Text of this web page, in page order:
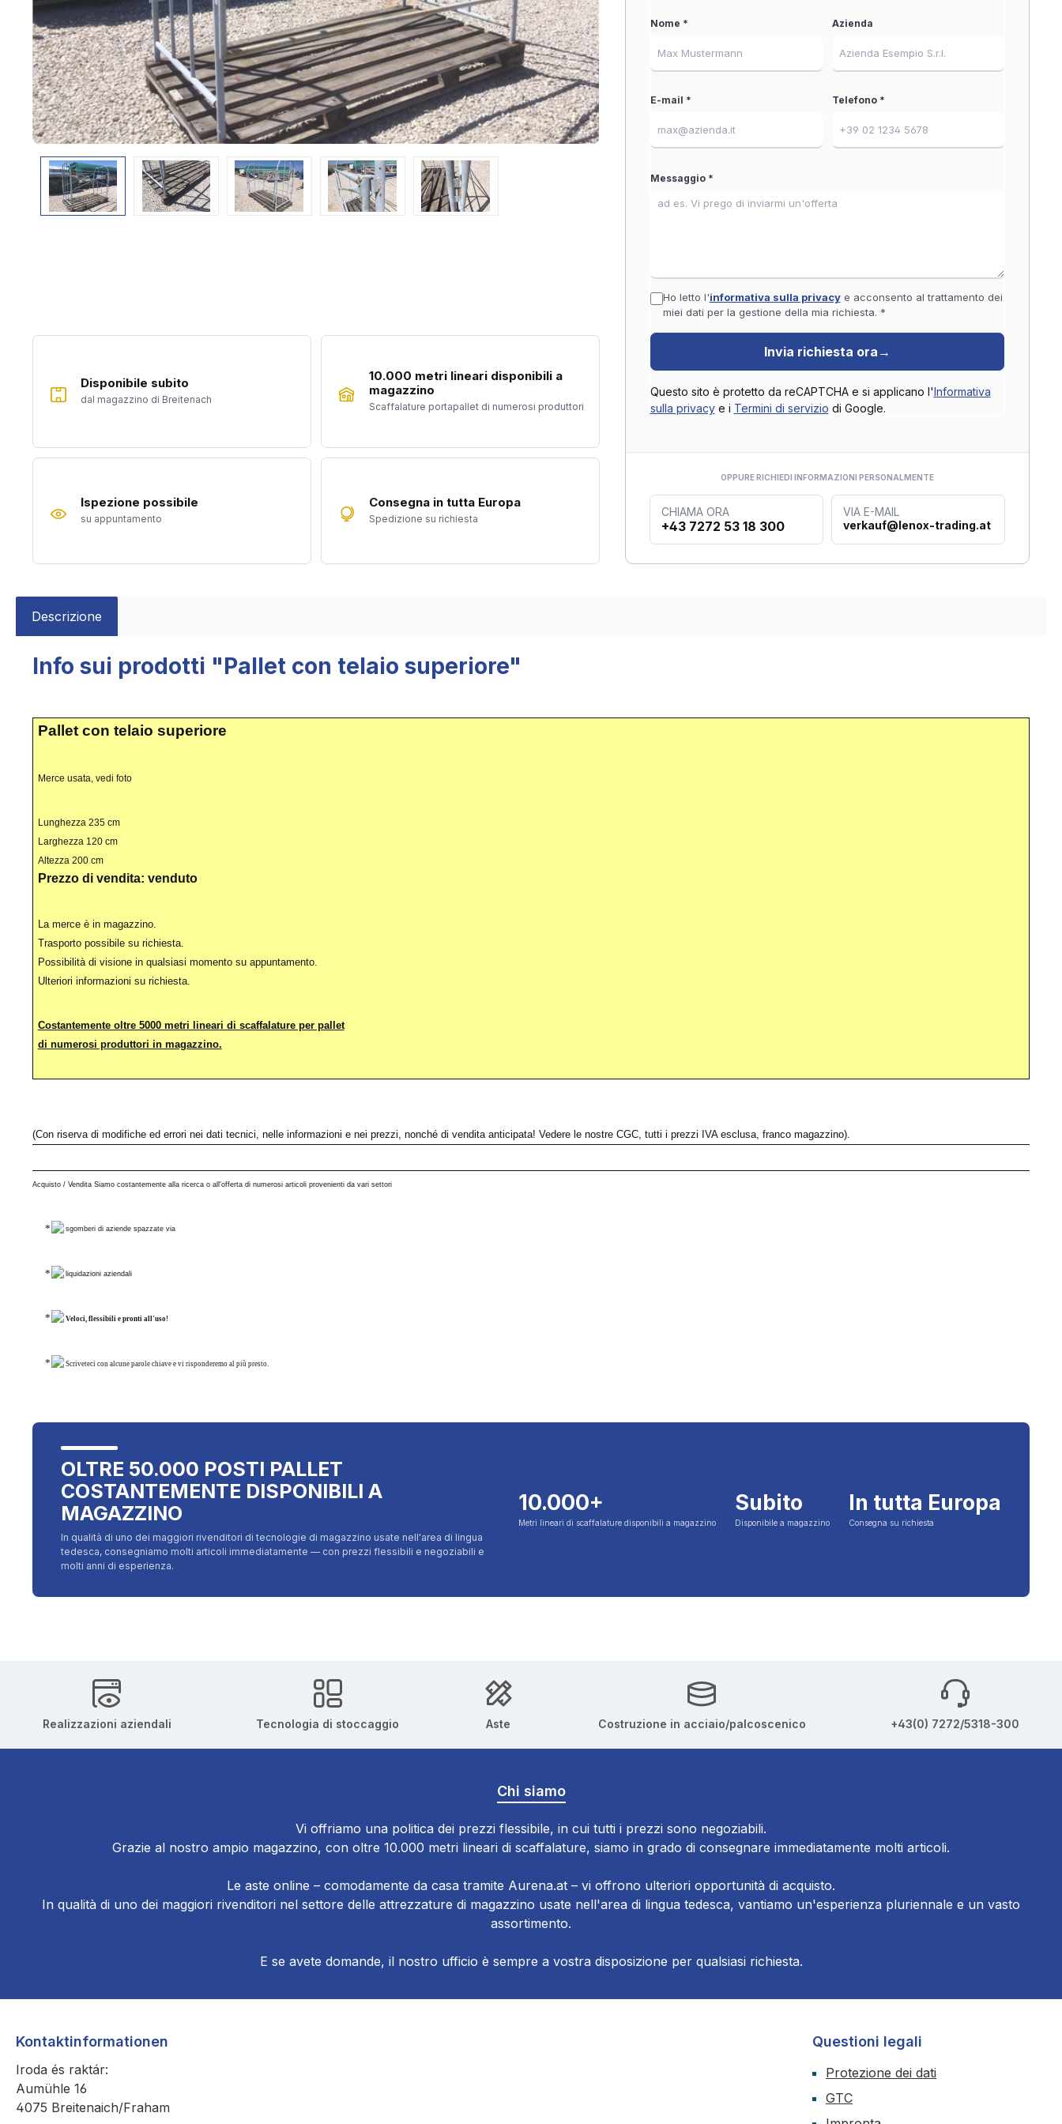
Nome * Azienda
E-mail * Telefono *
Messaggio *
Ho letto l'informativa sulla privacye acconsento al trattamento dei
miei dati per la gestione della mia richiesta. *
Invia richiesta ora →
Questo sito è protetto da reCAPTCHA e si applicano l'Informativa
sulla privacye i Termini di servizio di Google.
OPPURE RICHIEDI INFORMAZIONI PERSONALMENTE
CHIAMA ORA
+43 7272 53 18 300
VIA E-MAIL
verkauf@lenox-trading.at
Disponibile subito
dal magazzino di Breitenach
10.000 metri lineari disponibili a
magazzino
Scaffalature portapallet di numerosi produttori
Ispezione possibile
su appuntamento
Consegna in tutta Europa
Spedizione su richiesta
Descrizione
Info sui prodotti "Pallet con telaio superiore"
Pallet con telaio superiore
Merce usata, vedi foto
Lunghezza 235 cm
Larghezza 120 cm
Altezza 200 cm
Prezzo di vendita: venduto
La merce è in magazzino.
Trasporto possibile su richiesta.
Possibilità di visione in qualsiasi momento su appuntamento.
Ulteriori informazioni su richiesta.
Costantemente oltre 5000 metri lineari di scaffalature per pallet
di numerosi produttori in magazzino.
(Con riserva di modifiche ed errori nei dati tecnici, nelle informazioni e nei prezzi, nonché di vendita anticipata! Vedere le nostre CGC, tutti i prezzi IVA esclusa, franco magazzino).
Acquisto / Vendita Siamo costantemente alla ricerca o all'offerta di numerosi articoli provenienti da vari settori
sgomberi di aziende spazzate via
liquidazioni aziendali
Veloci, flessibili e pronti all'uso!
Scriveteci con alcune parole chiave e vi risponderemo al più presto.
OLTRE 50.000 POSTI PALLET
COSTANTEMENTE DISPONIBILI A
MAGAZZINO
In qualità di uno dei maggiori rivenditori di tecnologie di magazzino usate nell'area di lingua
tedesca, consegniamo molti articoli immediatamente — con prezzi flessibili e negoziabili e
molti anni di esperienza.
10.000+
Metri lineari di scaffalature disponibili a magazzino
Subito
Disponibile a magazzino
In tutta Europa
Consegna su richiesta
Realizzazioni aziendali Tecnologia di stoccaggio Aste Costruzione in acciaio/palcoscenico +43(0) 7272/5318-300
Chi siamo
Vi offriamo una politica dei prezzi flessibile, in cui tutti i prezzi sono negoziabili.
Grazie al nostro ampio magazzino, con oltre 10.000 metri lineari di scaffalature, siamo in grado di consegnare immediatamente molti articoli.
Le aste online – comodamente da casa tramite Aurena.at – vi offrono ulteriori opportunità di acquisto.
In qualità di uno dei maggiori rivenditori nel settore delle attrezzature di magazzino usate nell'area di lingua tedesca, vantiamo un'esperienza pluriennale e un vasto
assortimento.
E se avete domande, il nostro ufficio è sempre a vostra disposizione per qualsiasi richiesta.
Kontaktinformationen
Iroda és raktár:
Aumühle 16
4075 Breitenaich/Fraham
Questioni legali
Protezione dei dati
GTC